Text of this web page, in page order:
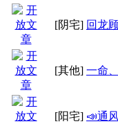
[阴宅] 回龙
[其他] 一命
[阳宅] 📣通